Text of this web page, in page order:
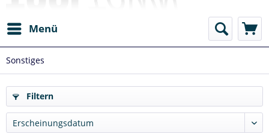
Menü
Sonstiges
Filtern